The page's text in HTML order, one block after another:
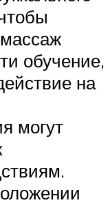
обучение,
на
могут